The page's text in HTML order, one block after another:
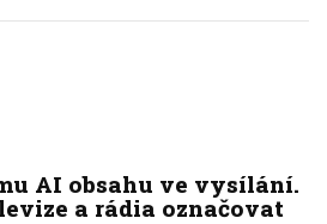
AI obsahu ve vysílání.
a rádia označovat